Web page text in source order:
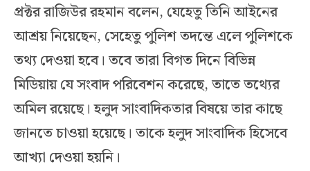
প্রক্টর রাজিউর রহমান বলেন, যেহেতু তিনি আইনের
আশ্রয় নিয়েছেন, সেহেতু পুলিশ তদন্তে এলে পুলিশকে
তথ্য দেওয়া হবে। তবে তারা বিগত দিনে বিভিন্ন
মিডিয়ায় যে সংবাদ পরিবেশন করেছে, তাতে তথ্যের
অমিল রয়েছে। হলুদ সাংবাদিকতার বিষয়ে তার কাছে
জানতে চাওয়া হয়েছে। তাকে হলুদ সাংবাদিক হিসেবে
আখ্যা দেওয়া হয়নি।